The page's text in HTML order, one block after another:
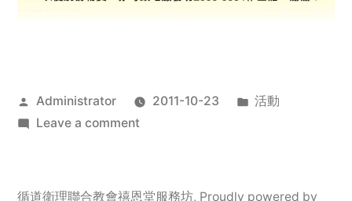
Posted
by
Administrator 2011-10-23
Posted
活動
Leave a commenton
服
循道衛理聯合教會禧恩堂服務坊, Proudly powered by